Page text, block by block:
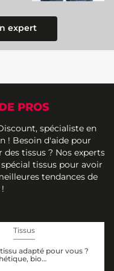
expert
PROS
spécialiste en
! Besoin d'aide pour
tissus ? Nos experts
tissus pour avoir
tendances de
Tissus
adapté pour vous ?
bio…